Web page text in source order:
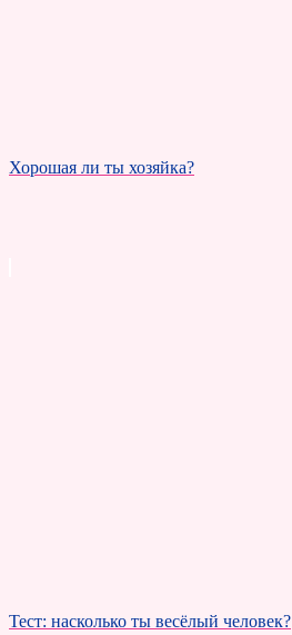
Хорошая ли ты хозяйка?
Тест: насколько ты весёлый человек?